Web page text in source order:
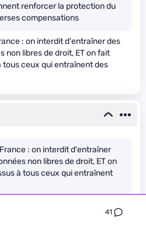
41
renforcer la protection du
compensations
: on interdit d'entraîner des
non libres de droit, ET on fait
tous ceux qui entraînent des
: on interdit d'entraîner
non libres de droit, ET on
à tous ceux qui entraînent